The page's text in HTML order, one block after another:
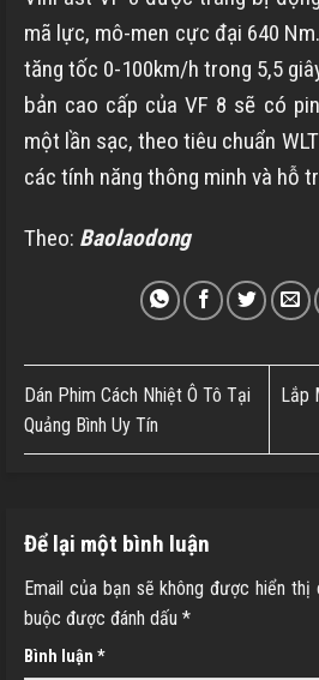
mã lực, mô-men cực đại 640
tăng tốc 0-100km/h trong 5,5
bản cao cấp của VF 8 sẽ có
một lần sạc, theo tiêu chuẩn
các tính năng thông minh và hỗ
Theo: Baolaodong
Dán Phim Cách Nhiệt Ô Tô Tại
Quảng Bình Uy Tín
Lắp
Để lại một bình luận
Email của bạn sẽ không được hiển thị
buộc được đánh dấu *
Bình luận *